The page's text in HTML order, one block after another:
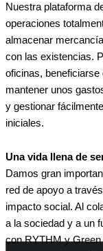
Nuestra plataforma
operaciones
almacenar
con las existencias.
oficinas,
mantener unos
y gestionar
iniciales.
Una vida llena de
Damos gran
red de apoyo a
impacto social. Al
a la sociedad y a un
con RYTHM y Green